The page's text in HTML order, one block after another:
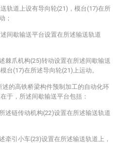
轨道上设有导向轮(21)，模台(17)在所
；
间歇输送平台设置在所述输送轨道
棘爪机构(25)转动设置在所述间歇输送
台(17)在所述导向轮(21)上运动。
述的高铁桥梁构件预制加工的自动化环
于，所述间歇输送平台包括：
述链传动机构(22)设置在所述输送轨道
牵引小车(23)设置在所述输送轨道上，